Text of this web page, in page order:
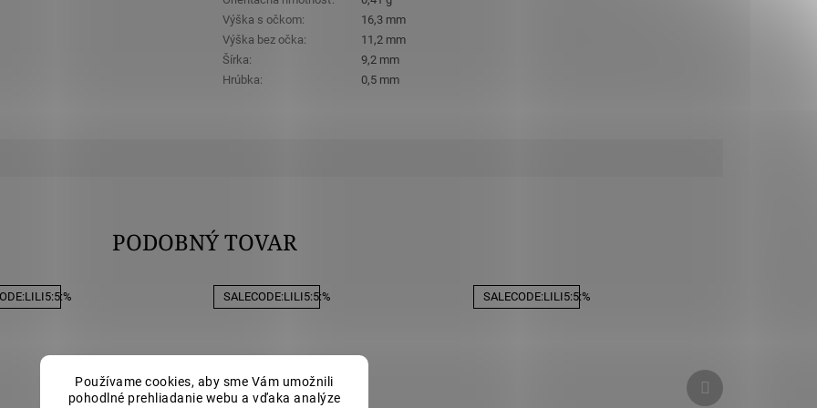
Používame cookies, aby sme Vám umožnili
pohodlné prehliadanie webu a vďaka analýze
Výška s očkom:
16,3 mm
Výška bez očka:
11,2 mm
Šírka:
9,2 mm
Hrúbka: 0,5 mm
PODOBNÝ TOVAR
SALECODE:LILI5:5:% SALECODE:LILI5:5:%
Ďalší
produkt